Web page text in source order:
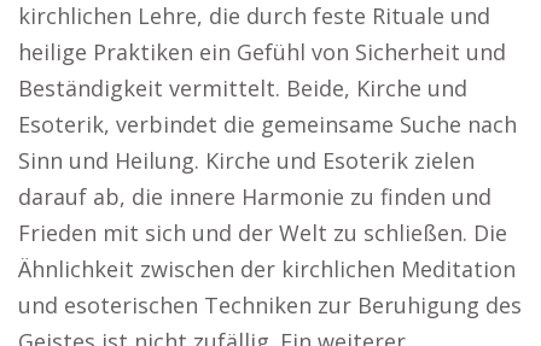
kirchlichen Lehre, die durch feste Rituale und
heilige Praktiken ein Gefühl von Sicherheit und
Beständigkeit vermittelt. Beide, Kirche und
Esoterik, verbindet die gemeinsame Suche nach
Sinn und Heilung. Kirche und Esoterik zielen
darauf ab, die innere Harmonie zu finden und
Frieden mit sich und der Welt zu schließen. Die
Ähnlichkeit zwischen der kirchlichen Meditation
und esoterischen Techniken zur Beruhigung des